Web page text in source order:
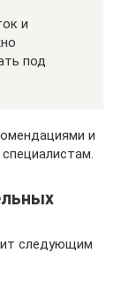
и
под
и
следующим